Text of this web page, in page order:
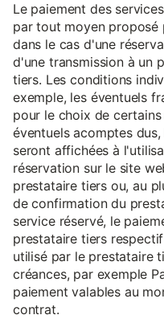
Le paiement des
par tout moyen proposé
dans le cas d'une
d'une transmission à un
tiers. Les conditions
exemple, les éventuels
pour le choix de
éventuels acomptes
seront affichées à
réservation sur le site
prestataire tiers ou, au
de confirmation du
service réservé, le
prestataire tiers
utilisé par le prestataire
créances, par exemple
paiement valables au
contrat.